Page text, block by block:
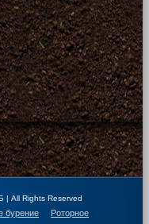
All Rights Reserved
бурение
Роторное